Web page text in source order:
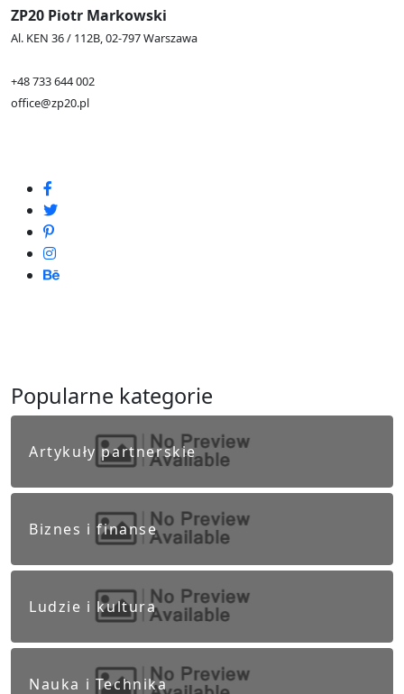
ZP20 Piotr Markowski
Al. KEN 36 / 112B, 02-797 Warszawa
+48 733 644 002
office@zp20.pl
Popularne kategorie
Artykuły partnerskie
Biznes i finanse
Ludzie i kultura
Nauka i Technika